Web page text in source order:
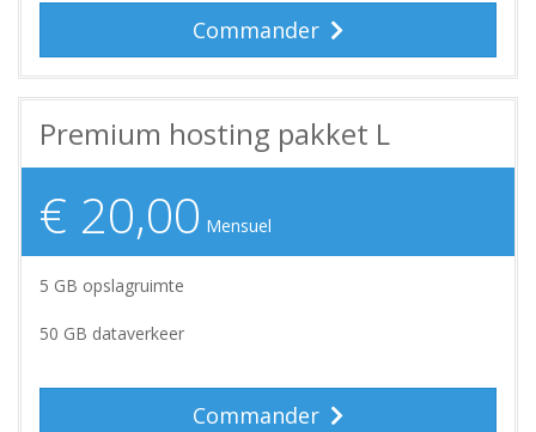
Commander
Premium hosting pakket L
€ 20,00 Mensuel
5 GB opslagruimte
50 GB dataverkeer
Commander